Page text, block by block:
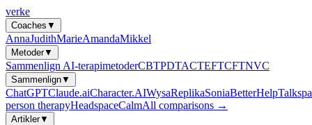
verke
Coaches ▼
AnnaJudithMarieAmandaMikkel
Metoder▼
Sammenlign AI-terapimetoderCBTPDTACTEFTCFTNVC
Sammenlign▼
ChatGPTClaude.aiCharacter.AIWysaReplikaSoniaBetterHelp
person therapyHeadspaceCalmAll comparisons →
Artikler▼